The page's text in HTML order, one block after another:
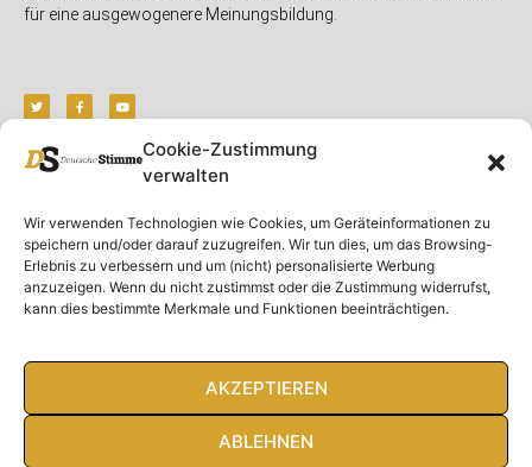
Cookie-Zustimmung
verwalten
Wir verwenden Technologien wie Cookies, um Geräteinformationen zu
speichern und/oder darauf zuzugreifen. Wir tun dies, um das Browsing-
Erlebnis zu verbessern und um (nicht) personalisierte Werbung
anzuzeigen. Wenn du nicht zustimmst oder die Zustimmung widerrufst,
kann dies bestimmte Merkmale und Funktionen beeinträchtigen.
AKZEPTIEREN
ABLEHNEN
für eine ausgewogenere Meinungsbildung.
Unser Magazin
Spenden
Ausgaben
DS-TV
Rubriken
Deutschland
Ausland
Gespräch
Feuilleton
Rechtliche Hinweise
Impressum
Datenschutzerklärung